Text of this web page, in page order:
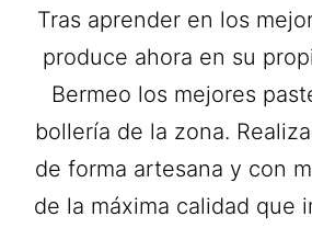
Tras aprender en los
produce ahora en su
Bermeo los mejores
bollería de la zona.
de forma artesana y con
de la máxima calidad que